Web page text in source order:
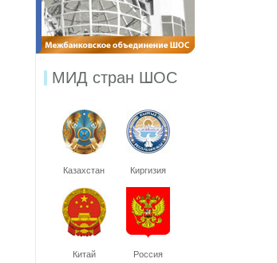
МИД стран ШОС
Казахстан Киргизия
Китай Россия